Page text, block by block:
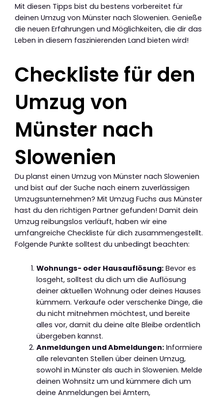
Mit diesen Tipps bist du bestens vorbereitet für
deinen Umzug von Münster nach Slowenien. Genieße
die neuen Erfahrungen und Möglichkeiten, die dir das
Leben in diesem faszinierenden Land bieten wird!
Checkliste für den
Umzug von
Münster nach
Slowenien
Du planst einen Umzug von Münster nach Slowenien
und bist auf der Suche nach einem zuverlässigen
Umzugsunternehmen? Mit Umzug Fuchs aus Münster
hast du den richtigen Partner gefunden! Damit dein
Umzug reibungslos verläuft, haben wir eine
umfangreiche Checkliste für dich zusammengestellt.
Folgende Punkte solltest du unbedingt beachten:
Wohnungs- oder Hausauflösung:Bevor es
losgeht, solltest du dich um die Auflösung
deiner aktuellen Wohnung oder deines Hauses
kümmern. Verkaufe oder verschenke Dinge, die
du nicht mitnehmen möchtest, und bereite
alles vor, damit du deine alte Bleibe ordentlich
übergeben kannst.
Anmeldungen und Abmeldungen:Informiere
alle relevanten Stellen über deinen Umzug,
sowohl in Münster als auch in Slowenien. Melde
deinen Wohnsitz um und kümmere dich um
deine Anmeldungen bei Ämtern,